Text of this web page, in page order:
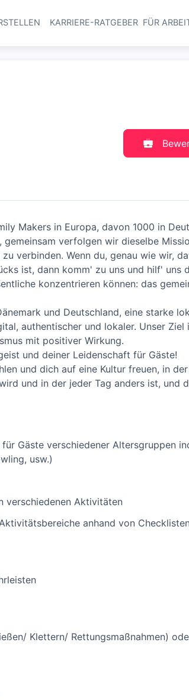
Haupt-Navigation
KARRIERE-RATGEBER FÜR
Makers in Europa, davon 1000 in
gemeinsam verfolgen wir dieselbe
verbinden. Wenn du, genau wie wir,
ist, dann komm' zu uns und hilf' uns
konzentrieren können: das
und Deutschland, eine starke
authentischer und lokaler. Unser Ziel
mit positiver Wirkung.
und deiner Leidenschaft für Gäste!
und dich auf eine Kultur freuen, in
und in der jeder Tag anders ist, und
Gäste verschiedener Altersgruppen
usw.)
verschiedenen Aktivitäten
anhand von
Klettern/ Rettungsmaßnahmen)